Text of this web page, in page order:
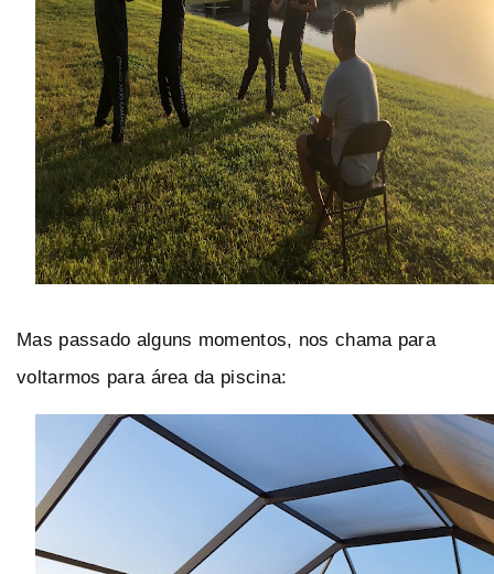
Mas passado alguns momentos, nos chama para
voltarmos para área da piscina: